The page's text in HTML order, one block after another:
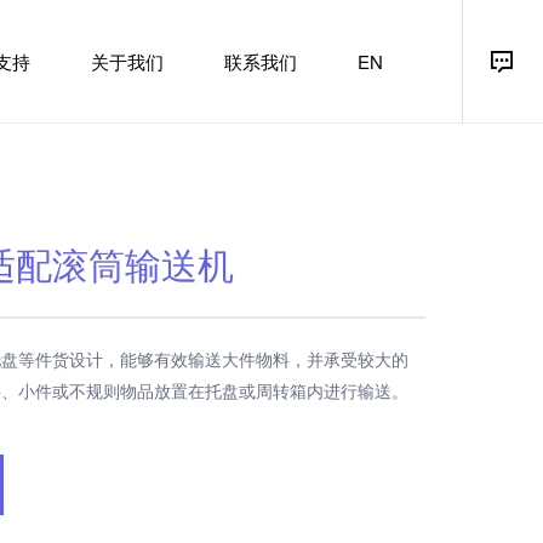
持 关于我们 联系我们 EN
配滚筒输送机
等件货设计，能够有效输送大件物料，并承受较大的
小件或不规则物品放置在托盘或周转箱内进行输送。